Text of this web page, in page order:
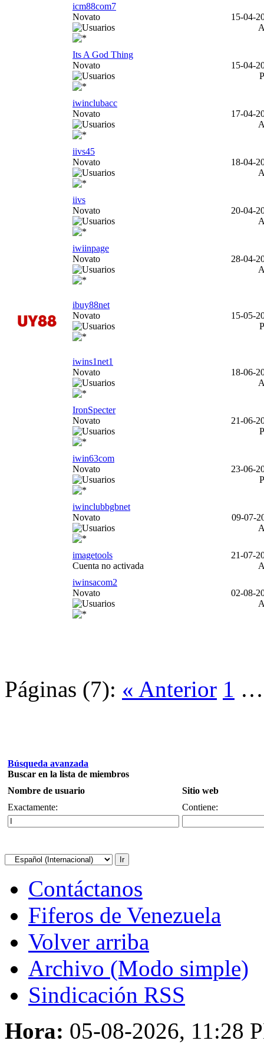
icm88com7
Novato
15-04-
Its A God Thing
Novato
15-04-
iwinclubacc
Novato
17-04-
iivs45
Novato
18-04-
iivs
Novato
20-04-
iwiinpage
Novato
28-04-
ibuy88net
Novato
15-05-
iwins1net1
Novato
18-06-
IronSpecter
Novato
21-06-
iwin63com
Novato
23-06-
iwinclubbgbnet
Novato
09-07-
imagetools
Cuenta no activada
21-07-
iwinsacom2
Novato
02-08-
Páginas (7): « Anterior 1
Búsqueda avanzada
Buscar en la lista de miembros
Nombre de usuario
Sitio web
Exactamente:
Contiene:
Contáctanos
Fiferos de Venezuela
Volver arriba
Archivo (Modo simple)
Sindicación RSS
Hora: 05-08-2026, 11:28